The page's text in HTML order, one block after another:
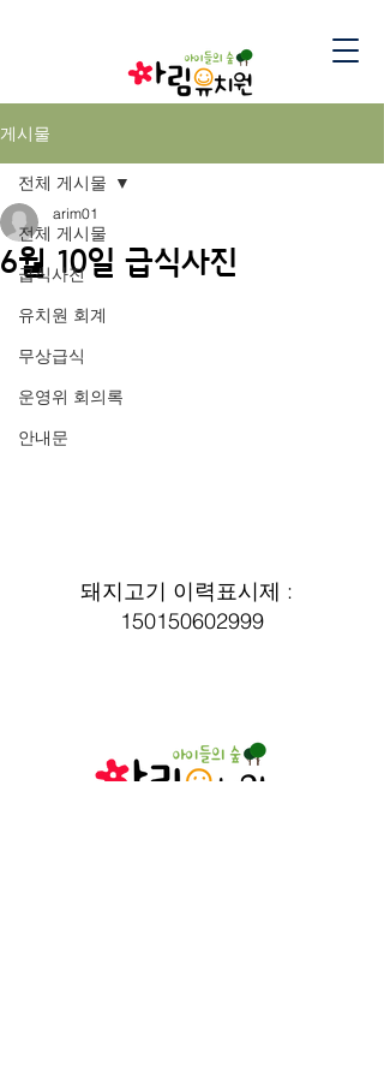
게시물
전체 게시물
급식사진
유치원 회계
무상급식
운영위 회의록
안내문
전체 게시물
6월 10일 급식사진
arim01
돼지고기 이력표시제 :
150150602999